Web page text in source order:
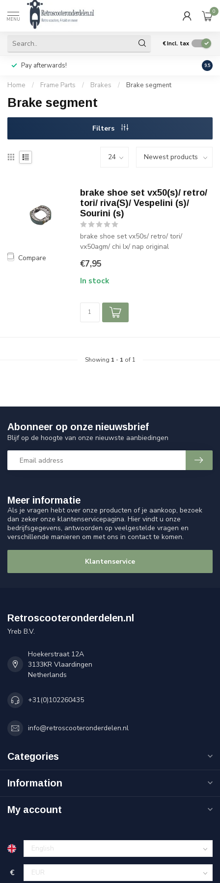
MENU
0
€Incl. tax
Pay afterwards! Geen
9.5
Home / Frame Parts / Brakes / Brake segment
Brake segment
Filters
Compare
brake shoe set vx50(s)/ retro/
tori/ riva(S)/ Vespelini (s)/
Sourini (s)
brake shoe set vx50s/ retro/ tori/
vx50agm/ chi lx/ nap original
€7,95
In stock
Showing 1 - 1 of 1
Meer informatie
Als je vragen hebt over onze producten of je aankoop, bezoek
dan zeker onze klantenservicepagina. Hier vindt u onze
bedrijfsgegevens, antwoorden op veelgestelde vragen en
verschillende manieren om met ons in contact te komen.
Klantenservice
Abonneer op onze nieuwsbrief
Blijf op de hoogte van onze nieuwste aanbiedingen
Retroscooteronderdelen.nl
Yreb B.V.
Hoekerstraat 12A
3133KR Vlaardingen
Netherlands
+31(0)102260435
info@retroscooteronderdelen.nl
Categories
Information
My account
€